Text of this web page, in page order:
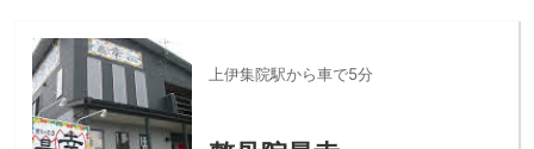
上伊集院駅から車で5分